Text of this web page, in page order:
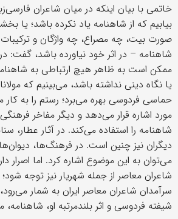
خاتمی با بیان اینکه در میان شاعران
بیابیم که از شاهنامه یاد نکرده باشد؛ یا
صورت بیت، چه مصراع، چه واژگان و
شاهنامه – در اثر خود نیاورده باشد، گفت:
ممکن است به ظاهر هیچ ارتباطی به
یا نگاه دینی نداشته باشد، می‌بینیم که
حماسی فردوسی بهره می‌برد؛ رستم را به کار
مورد اشاره قرار می‌دهد و دیگر مفاخر
شاهنامه را استفاده می‌کند. در آثار عطار،
دیگران نیز چنین است. در فرهنگ‌ها، دیوان‌ها
می‌توان به این موضوع اشاره کرد. اما اصرار
شاعران معاصر از جمله شهریار نیز توجه شود؛
سرآمدان شاعران معاصر ایران به شمار
شیفته فردوسی و اثر بلندمرتبه او، شاهنامه،